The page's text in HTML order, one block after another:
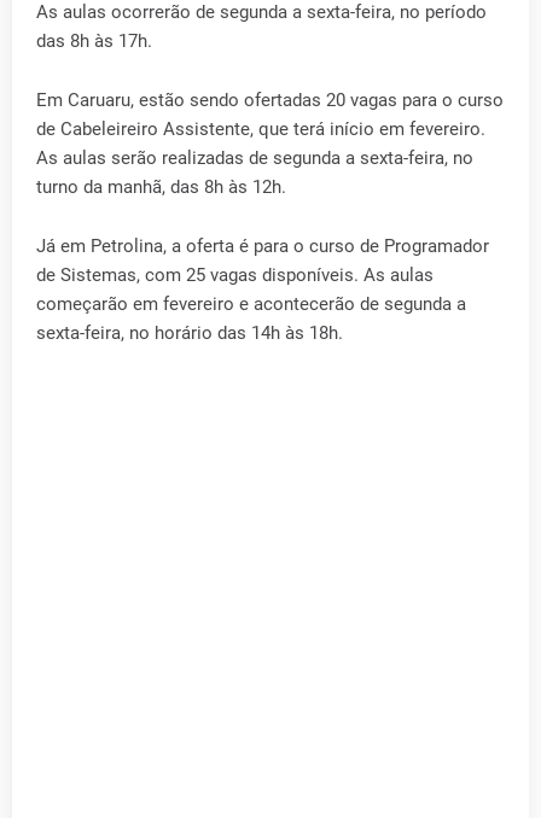
As aulas ocorrerão de segunda a sexta-feira, no período
das 8h às 17h.
Em Caruaru, estão sendo ofertadas 20 vagas para o curso
de Cabeleireiro Assistente, que terá início em fevereiro.
As aulas serão realizadas de segunda a sexta-feira, no
turno da manhã, das 8h às 12h.
Já em Petrolina, a oferta é para o curso de Programador
de Sistemas, com 25 vagas disponíveis. As aulas
começarão em fevereiro e acontecerão de segunda a
sexta-feira, no horário das 14h às 18h.